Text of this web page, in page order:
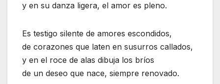
y en su danza ligera, el amor es pleno.
Es testigo silente de amores escondidos,
de corazones que laten en susurros callados,
y en el roce de alas dibuja los bríos
de un deseo que nace, siempre renovado.